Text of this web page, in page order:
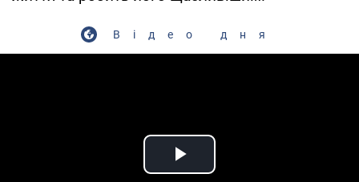
Відео дня
Play Video